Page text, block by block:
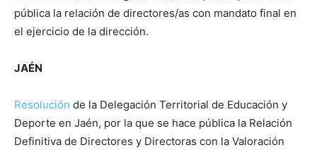
pública la relación de directores/as con mandato final en
el ejercicio de la dirección.
JAÉN
Resolución de la Delegación Territorial de Educación y
Deporte en Jaén, por la que se hace pública la Relación
Definitiva de Directores y Directoras con la Valoración